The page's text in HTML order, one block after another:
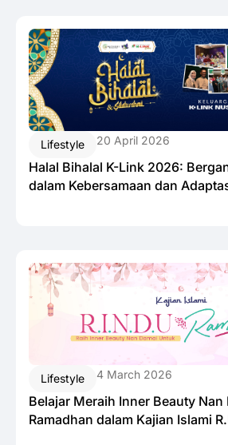
Lifestyle 20 April 2026
Halal Bihalal K-Link 2026:
dalam Kebersamaan dan
Lifestyle 4 March 2026
Belajar Meraih Inner Beauty
Ramadhan dalam Kajian Islami